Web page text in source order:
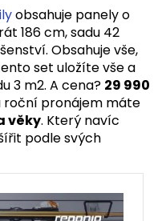
obsahuje panely o
186 cm, sadu 42
Obsahuje vše,
set uložíte vše a
3 m2. A cena? 29 990
roční pronájem máte
věky. Který navíc
podle svých